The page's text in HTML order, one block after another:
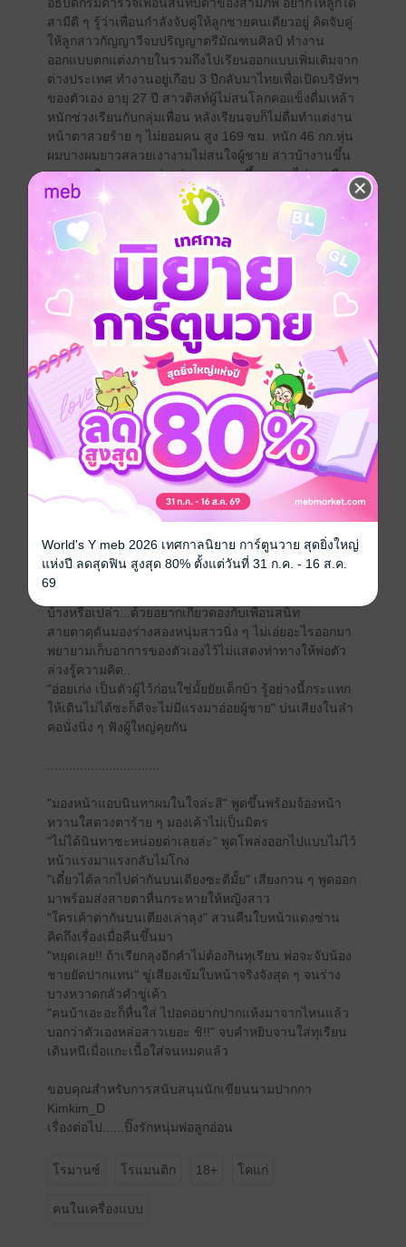
สามีดี ๆ รู้ว่าเพื่อนกำลังจับคู่ให้ลูกชายคนเดียวอยู่ คิดจับคู่
ให้ลูกสาวกัญญาวีจบปริญญาตรีมัณฑนศิลป์ ทำงาน
ออกแบบตกแต่งภายในรวมถึงไปเรียนออกแบบเพิ่มเติมจาก
ต่างประเทศ ทำงานอยู่เกือบ 3 ปีกลับมาไทยเพื่อเปิดบริษัทฯ
ของตัวเอง อายุ 27 ปี สาวติสท์ผู้ไม่สนโลกคอแข็งดื่มเหล้า
หนักช่วงเรียนกับกลุ่มเพื่อน หลังเรียนจบก็ไม่ดื่มทำแต่งาน
หน้าตาสวยร้าย ๆ ไม่ยอมคน สูง 169 ซม. หนัก 46 กก.หุ่น
ผมบางผมยาวสลวยเงางามไม่สนใจผู้ชาย สาวบ้างานขึ้น
สมองจนบิดามารดาห่วงว่าลูกสาวจะขึ้นคาน..ไม่ยอมมี
แฟน..
นายทหารหนุ่มอกหักมาหมาด ๆ เจอกับสาวติสท์แตกผู้ไม่
สนโลกทำอะไรแปลกแตกต่างจากผู้หญิงทั่วไปที่ผู้พันเคย
*********************************************************************
สีหน้าไม่พอใจฉายชัดแทบเก็บไม่อยู่ เธอถูกเค้าจัดหนักทั้ง
คืนยังมีหน้ามานั่งอ่อยหนุ่มคนอื่นได้อีก
"อ้าวนั่นยัยมิ้มคุยกับใครค่ะคุณพี่" มารดาเอ่ยถามท่าน
อธิบดีเสียงแปลกใจ
"เอ้อ ตาต๊อดลูกชายคุณปวิณเจ้าของบริษัทฯยาส่งออกงัย
คุณ เค้าจ้างบริษัทฯลูกสาวเราออกแบบตกแต่งภายในคอน
โดหรูให้นะ" บิดาของกัญญาวีเอ่ยบอก
"หล่อ เก่ง อายุยังน้อยสาว ๆ คงรุมจีบเยอะนะ"
นายพลตรีเทพเอ่ยกับเพื่อนสนิทเบา ๆ ลอบมองจับสังเกต
"ฉันไม่เคยเห็นยัยมิ้มคุยกับหนุ่มแล้วยิ้มแบบนี้เลย ท่าทาง
คงคุยกันถูกคอตามประสาวหนุ่มสาวรุ่นเดียวกัน"
บ้างหรือเปล่า...ด้วยอยากเกี่ยวดองกับเพื่อนสนิท
สายตาดุดันมองร่างสองหนุ่มสาวนิ่ง ๆ ไม่เอ่ยอะไรออกมา
พยายามเก็บอาการของตัวเองไว้ไม่แสดงท่าทางให้พ่อตัว
ล่วงรู้ความคิด..
"อ่อยเก่ง เป็นตัวผู้ไว้ก่อนใช่มั้ยยัยเด็กบ้า รู้อย่างนี้กระแทก
ให้เดินไม่ได้ซะก็ดีจะไม่มีแรงมาอ่อยผู้ชาย" บ่นเสียงในลำ
คอนั่งนิ่ง ๆ ฟังผู้ใหญ่คุยกัน
"มองหน้าแอบนินทาผมในใจล่ะสิ" พูดขึ้นพร้อมจ้องหน้า
หวานใสดวงตาร้าย ๆ มองเค้าไม่เป็นมิตร
"ไม่ได้นินทาซะหน่อยด่าเลยล่ะ" พูดโพล่งออกไปแบบไม่ไว้
หน้าแรงมาแรงกลับไม่โกง
"เดี๋ยวได้ลากไปด่ากันบนเตียงซะดีมั้ย" เสียงกวน ๆ พูดออก
มาพร้อมส่งสายตาหื่นกระหายให้หญิงสาว
"ใครเค้าด่ากันบนเตียงเล่าลุง" สวนคืนใบหน้าแดงซ่าน
คิดถึงเรื่องเมื่อคืนขึ้นมา
"หยุดเลย!! ถ้าเรียกลุงอีกคำไม่ต้องกินทุเรียน พ่อจะจับน้อง
ชายยัดปากแทน" ขู่เสียงเข้มใบหน้าจริงจังสุด ๆ จนร่าง
บางหวาดกลัวคำขู่เค้า
"คนบ้าเอะอะก็หื่นใส่ ไปอดอยากปากแห้งมาจากไหนแล้ว
บอกว่าตัวเองหล่อสาวเยอะ ชิ!!" จบคำหยิบจานใส่ทุเรียน
เดินหนีเมื่อแกะเนื้อใส่จนหมดแล้ว
ขอบคุณสำหรับการสนับสนุนนักเขียนนามปากกา
Kimkim_D
เรื่องต่อไป......ปิ๊งรักหนุ่มพ่อลูกอ่อน
โรมานซ์ โรแมนติก 18+ โคแก่
คนในเครื่องแบบ
World's Y meb 2026 เทศกาลนิยาย การ์ตูนวาย สุดยิ่งใหญ่
แห่งปี ลดสุดฟิน สูงสุด 80% ตั้งแต่วันที่ 31 ก.ค. - 16 ส.ค.
69